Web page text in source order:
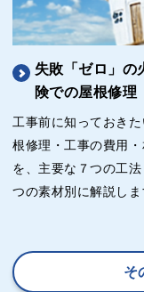
失敗「ゼロ」の
険での屋根修理
工事前に知っておきた
根修理・工事の費用・
を、主要な７つの工法
つの素材別に解説しま
そ